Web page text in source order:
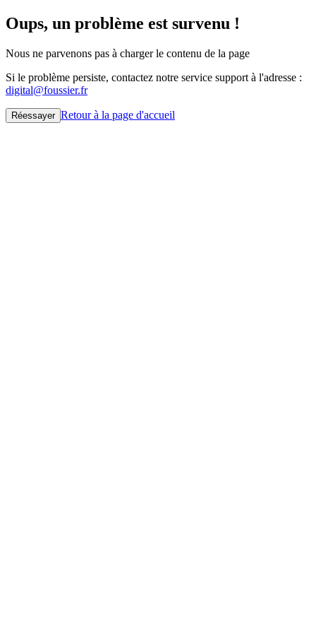
Oups, un problème est survenu !
Nous ne parvenons pas à charger le contenu de la page
Si le problème persiste, contactez notre service support à l'adresse :
digital@foussier.fr
Réessayer Retour à la page d'accueil